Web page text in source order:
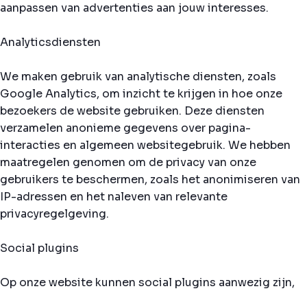
aanpassen van advertenties aan jouw interesses.
Analyticsdiensten
We maken gebruik van analytische diensten, zoals
Google Analytics, om inzicht te krijgen in hoe onze
bezoekers de website gebruiken. Deze diensten
verzamelen anonieme gegevens over pagina-
interacties en algemeen websitegebruik. We hebben
maatregelen genomen om de privacy van onze
gebruikers te beschermen, zoals het anonimiseren van
IP-adressen en het naleven van relevante
privacyregelgeving.
Social plugins
Op onze website kunnen social plugins aanwezig zijn,